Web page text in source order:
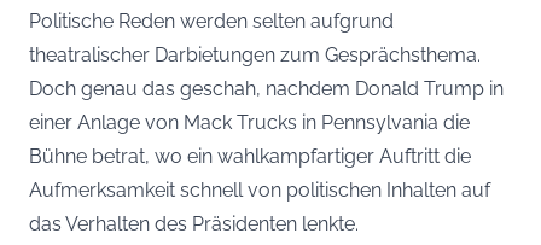
Politische Reden werden selten aufgrund
theatralischer Darbietungen zum Gesprächsthema.
Doch genau das geschah, nachdem Donald Trump in
einer Anlage von Mack Trucks in Pennsylvania die
Bühne betrat, wo ein wahlkampfartiger Auftritt die
Aufmerksamkeit schnell von politischen Inhalten auf
das Verhalten des Präsidenten lenkte.